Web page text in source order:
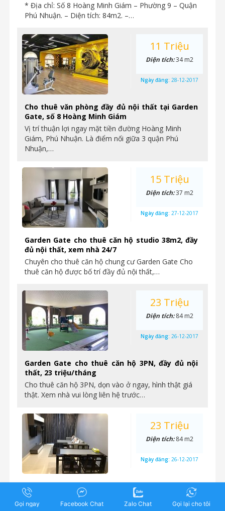
* Địa chỉ: Số 8 Hoàng Minh Giám – Phường 9 – Quận
Phú Nhuận. – Diện tích: 84m2. –…
Cho thuê văn phòng đầy đủ nội thất tại Garden
Gate, số 8 Hoàng Minh Giám
Vị trí thuận lợi ngay mặt tiền đường Hoàng Minh
Giám, Phú Nhuận. Là điểm nối giữa 3 quận Phú
Nhuận,…
11 Triệu
Diện tích:34 m2
Ngày đăng: 28-12-2017
Garden Gate cho thuê căn hộ studio 38m2, đầy
đủ nội thất, xem nhà 24/7
Chuyên cho thuê căn hộ chung cư Garden Gate Cho
thuê căn hộ được bố trí đầy đủ nội thất,…
15 Triệu
Diện tích:37 m2
Ngày đăng: 27-12-2017
Garden Gate cho thuê căn hộ 3PN, đầy đủ nội
thất, 23 triệu/tháng
Cho thuê căn hộ 3PN, dọn vào ở ngay, hình thật giá
thật. Xem nhà vui lòng liên hệ trước…
23 Triệu
Diện tích:84 m2
Ngày đăng: 26-12-2017
Căn hộ 3PN đầy đủ nội thất Garden Gate cho
thuê chỉ 23 triệu/tháng
Cho thuê căn hộ 3PN nội thất y như hình tại Garden
23 Triệu
Diện tích:84 m2
Ngày đăng: 26-12-2017
Gọi ngay Facebook Chat Zalo Chat Gọi lại cho tôi